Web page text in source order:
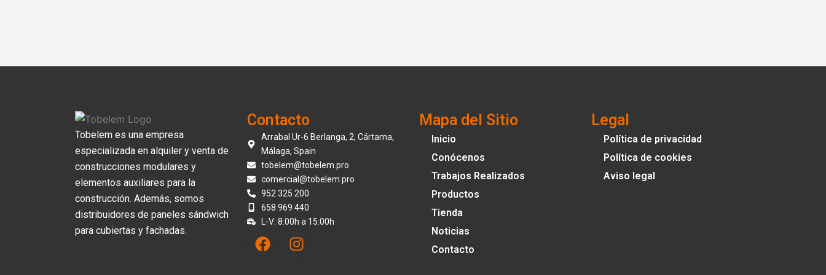
Tobelem es una empresa
especializada en alquiler y venta de
construcciones modulares y
elementos auxiliares para la
construcción. Además, somos
distribuidores de paneles sándwich
para cubiertas y fachadas.
Contacto
Arrabal Ur-6 Berlanga, 2, Cártama,
Málaga, Spain
tobelem@tobelem.pro
comercial@tobelem.pro
952 325 200
658 969 440
L-V: 8:00h a 15:00h
F
a
I
n
Mapa del Sitio
Inicio
Conócenos
Trabajos Realizados
Productos
Tienda
Noticias
Contacto
Legal
Política de privacidad
Política de cookies
Aviso legal